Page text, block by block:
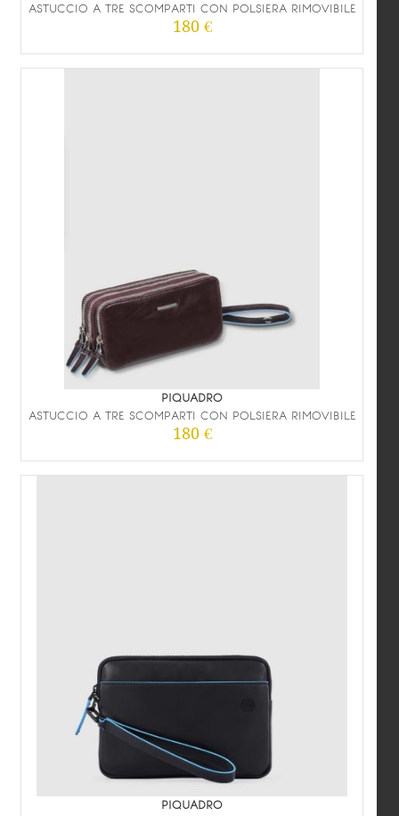
ASTUCCIO A TRE SCOMPARTI CON POLSIERA RIMOVIBILE
180 €
PIQUADRO
ASTUCCIO A TRE SCOMPARTI CON POLSIERA RIMOVIBILE
180 €
PIQUADRO